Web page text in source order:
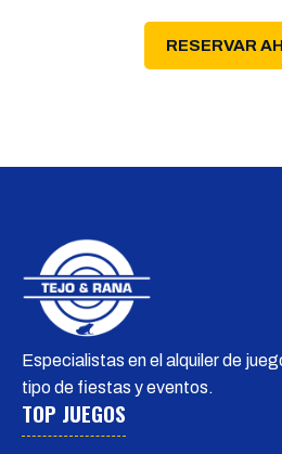
RESERVAR
Especialistas en el alquiler de
tipo de fiestas y eventos.
TOP JUEGOS